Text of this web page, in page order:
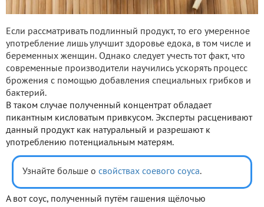
Если рассматривать подлинный продукт, то его умеренное
употребление лишь улучшит здоровье едока, в том числе и
беременных женщин. Однако следует учесть тот факт, что
современные производители научились ускорять процесс
брожения с помощью добавления специальных грибков и
бактерий.
В таком случае полученный концентрат обладает
пикантным кисловатым привкусом. Эксперты расценивают
данный продукт как натуральный и разрешают к
употреблению потенциальным матерям.
Узнайте больше о свойствах соевого соуса.
А вот соус, полученный путём гашения щёлочью